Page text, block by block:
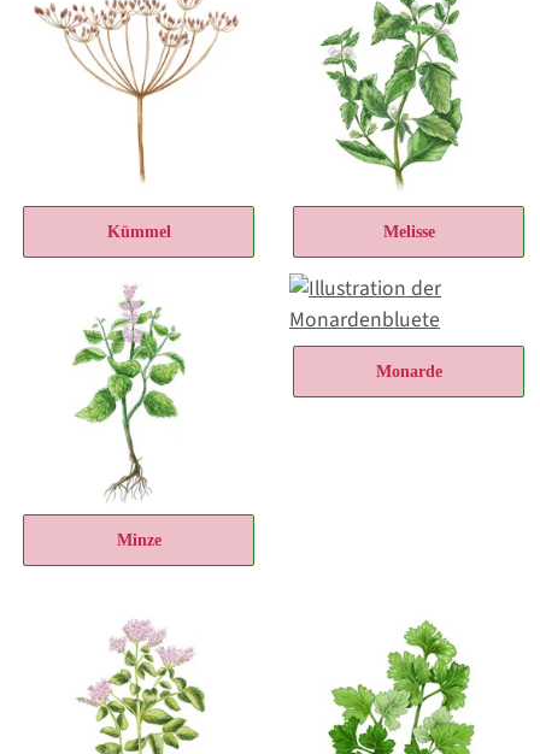
Kümmel Melisse
Minze
Monarde